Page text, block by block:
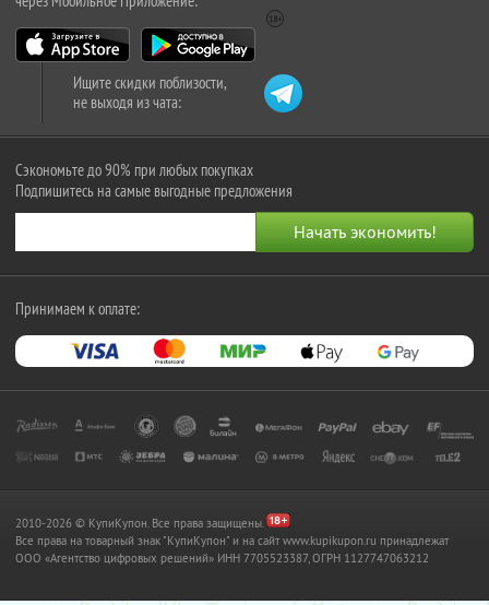
Ищите скидки поблизости,
не выходя из чата:
Сэкономьте до 90% при любых покупках
Подпишитесь на самые выгодные предложения
Принимаем к оплате:
2010-2026 © КупиКупон. Все права защищены.
Все права на товарный знак "КупиКупон" и на сайт www.kupikupon.ru принадлежат
OOO «Агентство цифровых решений» ИНН 7705523387, ОГРН 1127747063212